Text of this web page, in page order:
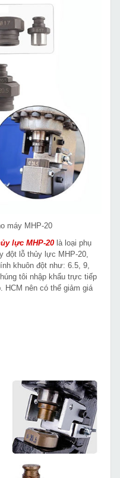
máy MHP-20
lực MHP-20 là loại phụ
đột lỗ thủy lực MHP-20,
khuôn đột như: 6.5, 9,
tôi nhập khẩu trực tiếp
HCM nên có thể giảm giá